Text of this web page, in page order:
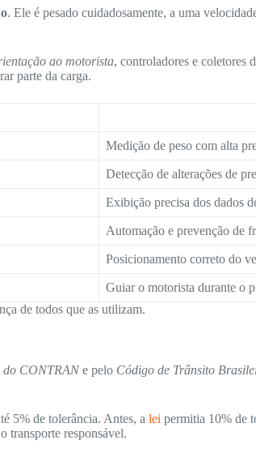
. Ele é pesado cuidadosamente, a uma
ao motorista, controladores e coletores
parte da carga.
Medição de peso com alta
Detecção de alterações de
Exibição precisa dos dados
Automação e prevenção de
Posicionamento correto do
Guiar o motorista durante o
de todos que as utilizam.
do CONTRANe pelo Código de Trânsito
5% de tolerância. Antes, a lei permitia 10% de
transporte responsável.